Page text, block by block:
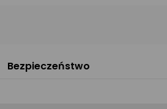
Bezpieczeństwo